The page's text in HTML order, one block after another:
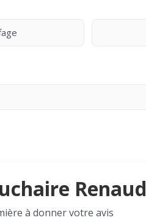
Renaud
à donner votre avis